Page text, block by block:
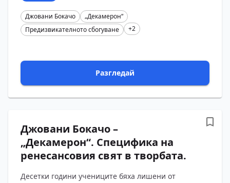
Джовани Бокачо
„Декамерон“
Предизвикателното сбогуване
+2
Разгледай
Джовани Бокачо –
„Декамерон“. Специфика на
ренесансовия свят в творбата.
Десетки години учениците бяха лишени от